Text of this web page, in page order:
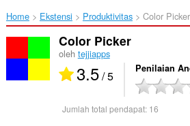
Home Ekstensi Produktivitas Color Picker‎
Color Picker
oleh tejjiapps
3.5/ 5 Penilaian
Jumlah total pendapat: 16